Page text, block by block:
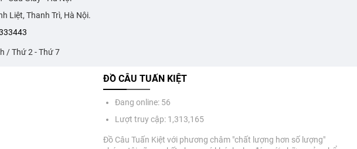
Liệt, Thanh Trì, Hà Nội.
/ Thứ 2 - Thứ 7
ĐỒ CÂU TUẤN KIỆT
Đang online: 56
Lượt truy cập: 1,313,165
Đồ Câu Tuấn Kiệt với phương châm "chất lượng hơn số lượng"